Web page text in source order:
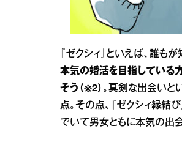
『ゼクシィ』といえば、誰
本気の婚活を目指している
そう（※2）。 真剣な出会いと
点。その点、『ゼクシィ縁結
でいて男女ともに本気の出